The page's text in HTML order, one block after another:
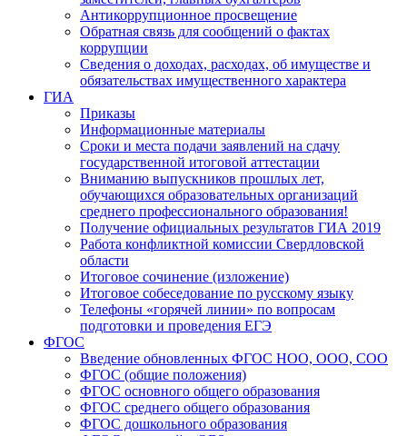
Антикоррупционное просвещение
Обратная связь для сообщений о фактах
коррупции
Сведения о доходах, расходах, об имуществе и
обязательствах имущественного характера
ГИА
Приказы
Информационные материалы
Сроки и места подачи заявлений на сдачу
государственной итоговой аттестации
Вниманию выпускников прошлых лет,
обучающихся образовательных организаций
среднего профессионального образования!
Получение официальных результатов ГИА 2019
Работа конфликтной комиссии Свердловской
области
Итоговое сочинение (изложение)
Итоговое собеседование по русскому языку
Телефоны «горячей линии» по вопросам
подготовки и проведения ЕГЭ
ФГОС
Введение обновленных ФГОС НОО, ООО, СОО
ФГОС (общие положения)
ФГОС основного общего образования
ФГОС среднего общего образования
ФГОС дошкольного образования